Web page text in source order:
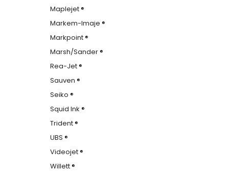
Maplejet ®
Markem-Imaje ®
Markpoint ®
Marsh/Sander ®
Rea-Jet ®
Sauven ®
Seiko ®
Squid Ink ®
Trident ®
UBS ®
Videojet ®
Willett ®